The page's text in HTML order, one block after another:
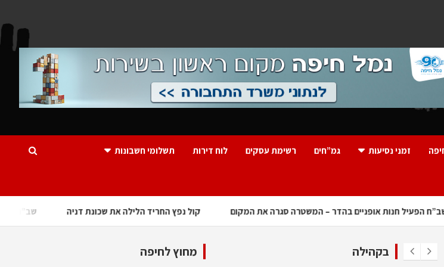
זמני נסיעות גמ”חים רשימת עסקים לוח דירות תשלומי חשבונות
קול נפץ החריד הלילה את שכונת שב”ח הפעיל חנות אופניים בהדר – המשטרה סגרה את המקום עבור איראן
בקהילה מחוץ לחיפה